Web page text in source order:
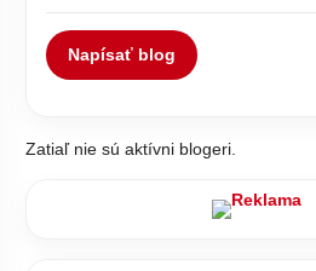
Napísať blog
Zatiaľ nie sú aktívni blogeri.